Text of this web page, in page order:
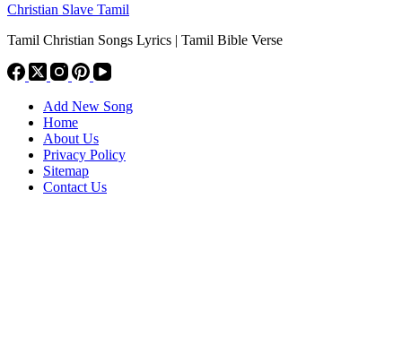
Christian Slave Tamil
Tamil Christian Songs Lyrics | Tamil Bible Verse
Add New Song
Home
About Us
Privacy Policy
Sitemap
Contact Us